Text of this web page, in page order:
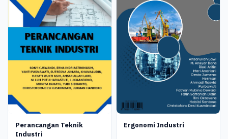
Perancangan Teknik
Industri
Ergonomi Industri